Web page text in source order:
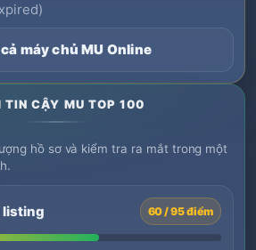
máy chủ MU Online
TIN CẬY MU TOP 100
hồ sơ và kiểm tra ra mắt trong một
listing 60 / 95 điểm